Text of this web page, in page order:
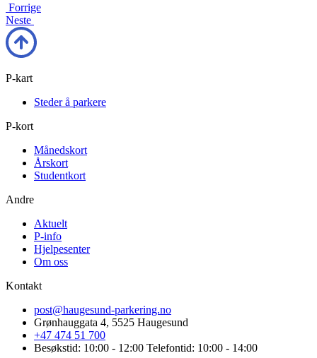
Forrige
Neste
P-kart
Steder å parkere
P-kort
Månedskort
Årskort
Studentkort
Andre
Aktuelt
P-info
Hjelpesenter
Om oss
Kontakt
post@haugesund-parkering.no
Grønhauggata 4, 5525 Haugesund
+47 474 51 700
Besøkstid: 10:00 - 12:00 Telefontid: 10:00 - 14:00